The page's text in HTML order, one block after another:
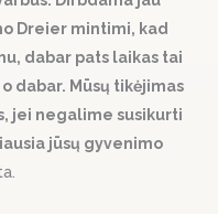
Dreier mintimi, kad
dabar pats laikas tai
dabar. Mūsų tikėjimas
jei negalime susikurti
jūsų gyvenimo